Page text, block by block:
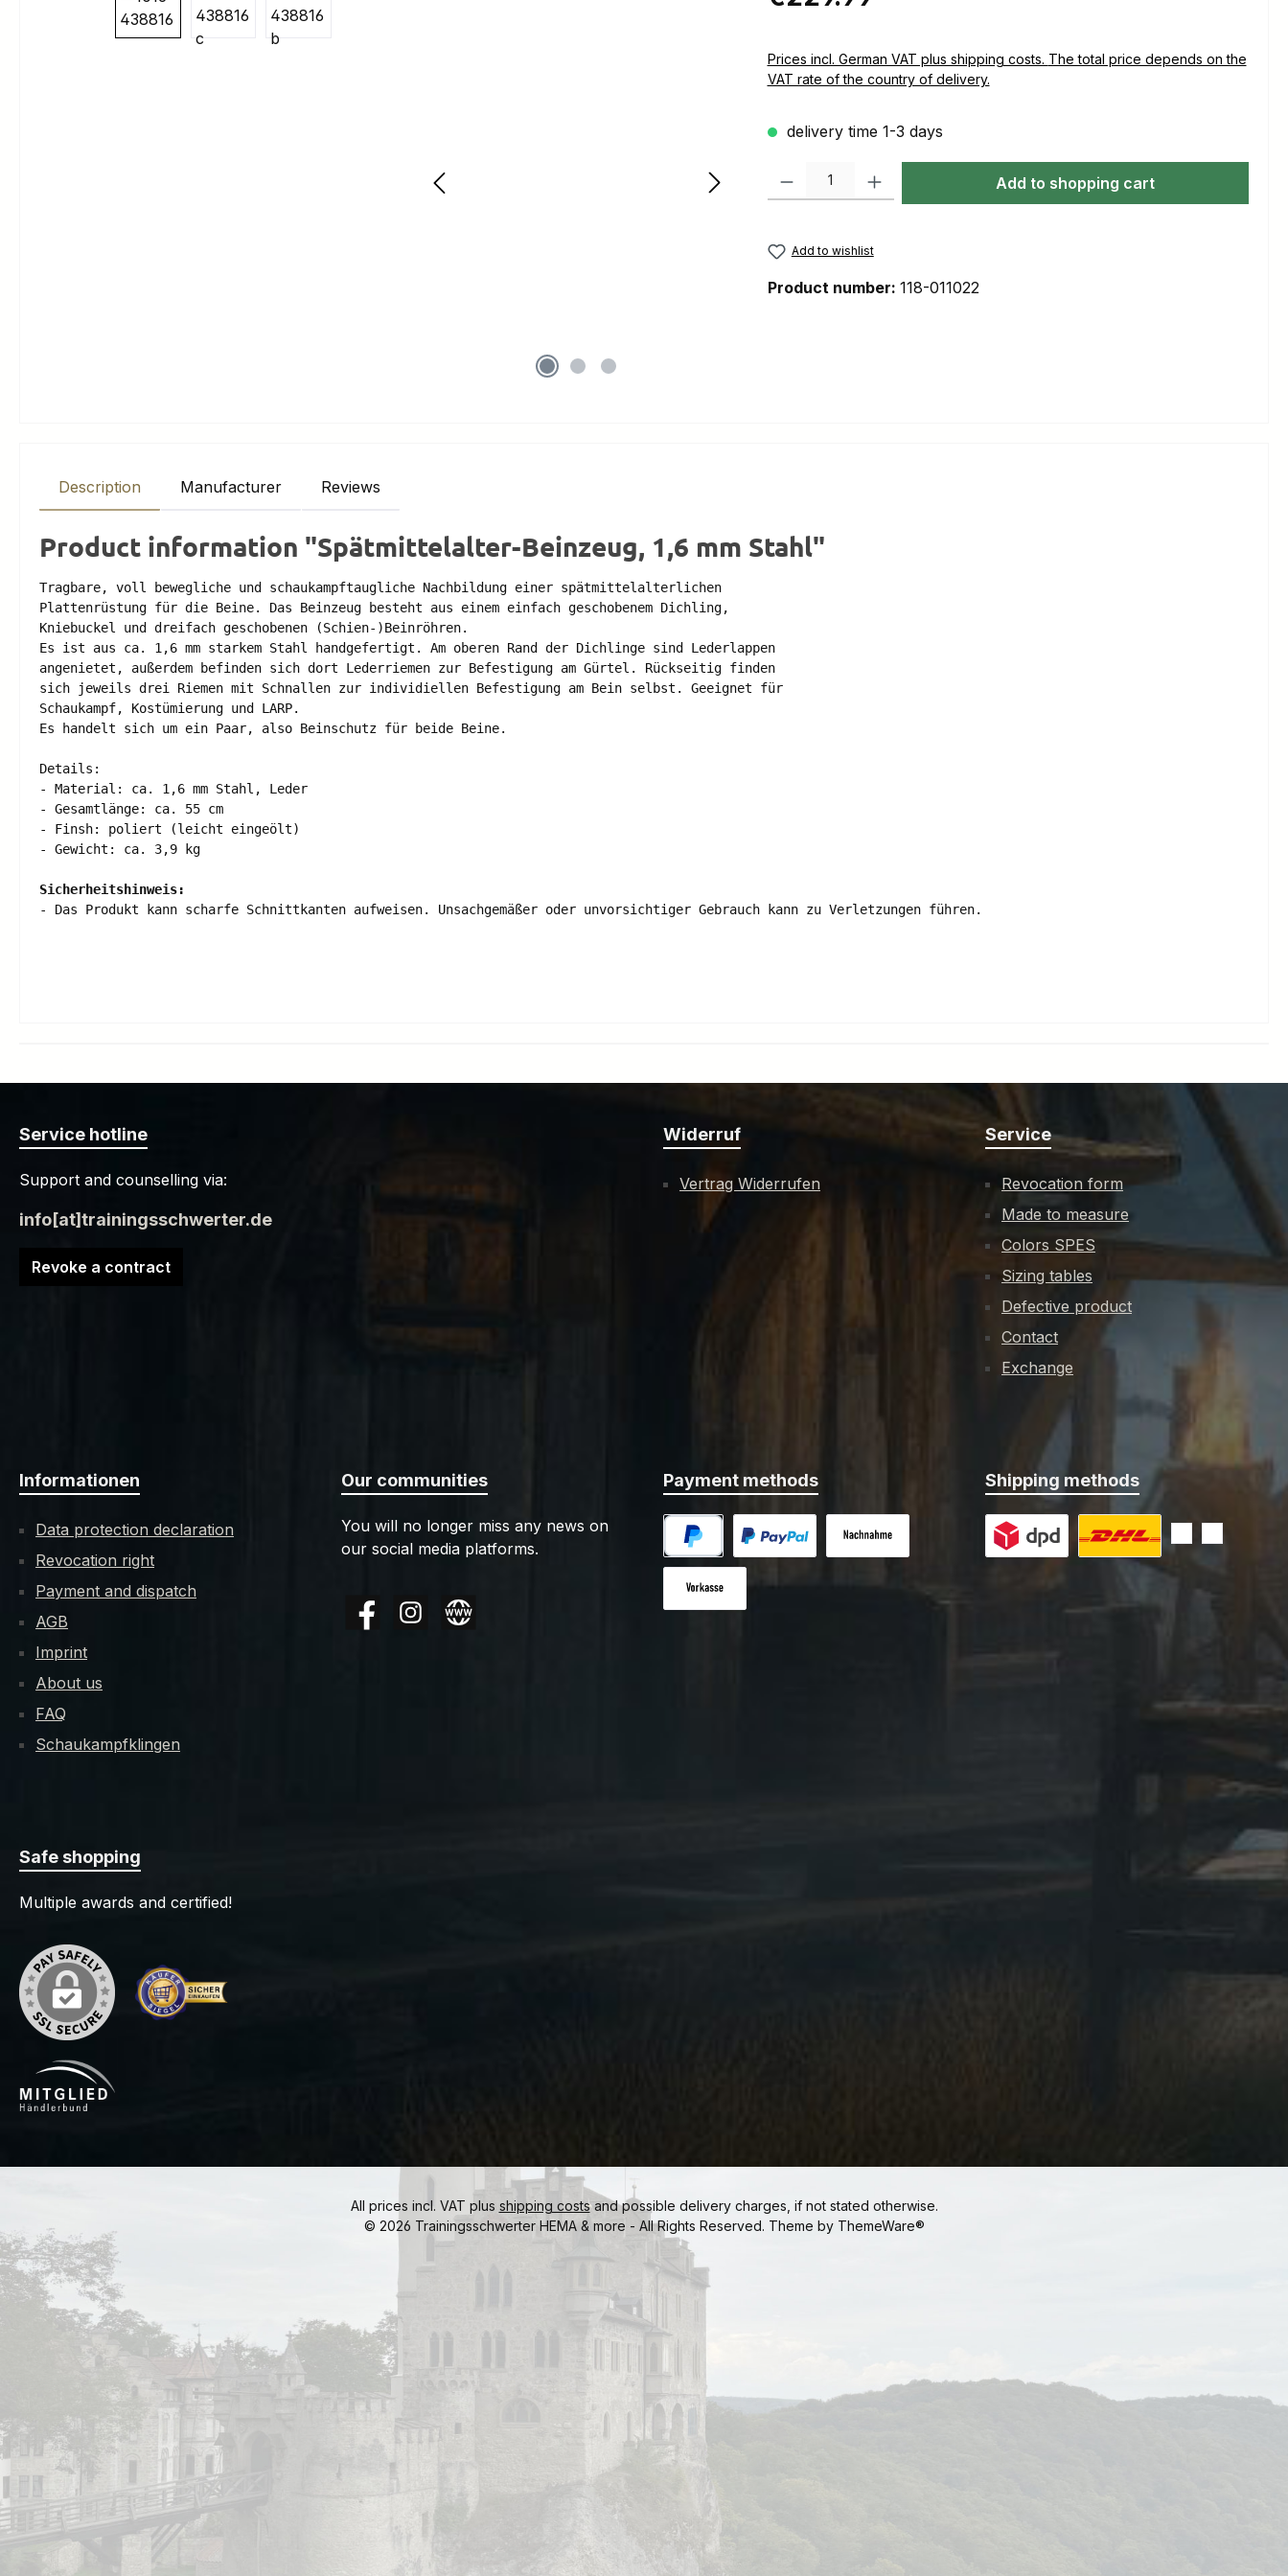
Prices incl. German VAT plus shipping costs. The total price depends on the
VAT rate of the country of delivery.
delivery time 1-3 days
Product Quantity: Enter the desired amount or use the buttons to increase or
Add to shopping cart
Add to wishlist
Product number: 118-011022
Description Manufacturer Reviews
Product information "Spätmittelalter-Beinzeug, 1,6 mm Stahl"
Tragbare, voll bewegliche und schaukampftaugliche Nachbildung einer spätmittelalterlichen
Plattenrüstung für die Beine. Das Beinzeug besteht aus einem einfach geschobenem Dichling,
Kniebuckel und dreifach geschobenen (Schien-)Beinröhren.
Es ist aus ca. 1,6 mm starkem Stahl handgefertigt. Am oberen Rand der Dichlinge sind Lederlappen
angenietet, außerdem befinden sich dort Lederriemen zur Befestigung am Gürtel. Rückseitig finden
sich jeweils drei Riemen mit Schnallen zur individiellen Befestigung am Bein selbst. Geeignet für
Schaukampf, Kostümierung und LARP.
Es handelt sich um ein Paar, also Beinschutz für beide Beine.
Details:
- Material: ca. 1,6 mm Stahl, Leder
- Gesamtlänge: ca. 55 cm
- Finsh: poliert (leicht eingeölt)
- Gewicht: ca. 3,9 kg
Sicherheitshinweis:
- Das Produkt kann scharfe Schnittkanten aufweisen. Unsachgemäßer oder unvorsichtiger Gebrauch kann zu Verletzungen führen.
Service hotline
Support and counselling via:
info[at]trainingsschwerter.de
Revoke a contract
Widerruf
Vertrag Widerrufen
Service
Revocation form
Made to measure
Colors SPES
Sizing tables
Defective product
Contact
Exchange
Informationen
Data protection declaration
Revocation right
Payment and dispatch
AGB
Imprint
About us
FAQ
Schaukampfklingen
Our communities
You will no longer miss any news on
our social media platforms.
FacebookInstagramWebsite
Payment methods
PayPal Custom image 1
Shipping methods
Custom image 2
Safe shopping
Multiple awards and certified!
All prices incl. VAT plus shipping costsand possible delivery charges, if not stated otherwise.
© 2026 Trainingsschwerter HEMA & more - All Rights Reserved. Theme by ThemeWare®